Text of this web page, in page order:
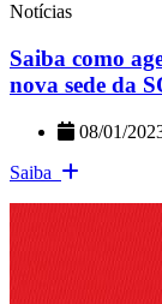
Notícias
Saiba como
nova sede da
08/01/
Saiba